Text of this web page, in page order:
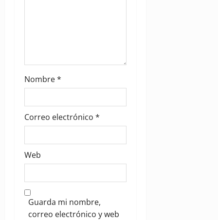
Nombre*
Correo electrónico *
Web
Guarda mi nombre,
correo electrónico y web